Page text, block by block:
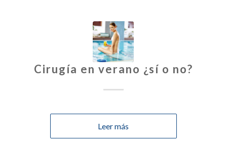
Cirugía en verano ¿sí o no?
Leer más